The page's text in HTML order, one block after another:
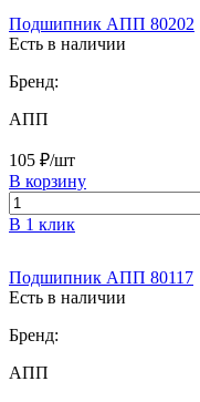
Подшипник АПП 80202
Есть в наличии
Бренд:
АПП
105 ₽/шт
В корзину
В 1 клик
Подшипник АПП 80117
Есть в наличии
Бренд:
АПП